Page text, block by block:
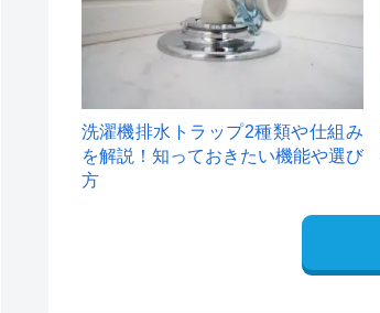
洗濯機排水トラップ2種類や仕組み
を解説！知っておきたい機能や選び
方